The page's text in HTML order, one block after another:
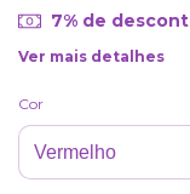
7% de
Ver mais detalhes
Cor